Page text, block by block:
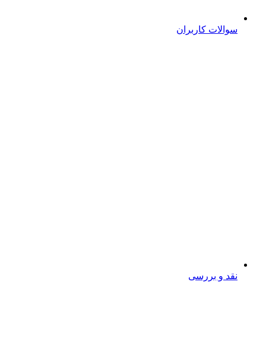
سوالات کاربران
نقد و بررسی